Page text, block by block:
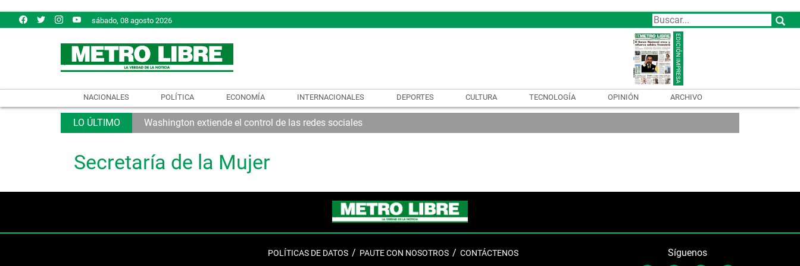
sábado, 08 agosto 2026
NACIONALES POLÍTICA ECONOMÍA INTERNACIONALES DEPORTES CULTURA TECNOLOGÍA OPINIÓN ARCHIVO
Washington extiende el control de las redes sociales
Secretaría de la Mujer
POLÍTICAS DE DATOS PAUTE CON NOSOTROS CONTÁCTENOS Síguenos